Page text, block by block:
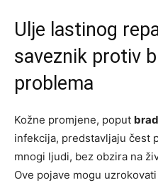
Ulje lastinog
saveznik protiv
problema
Kožne promjene, poput
infekcija, predstavljaju čest
mnogi ljudi, bez obzira na
Ove pojave mogu